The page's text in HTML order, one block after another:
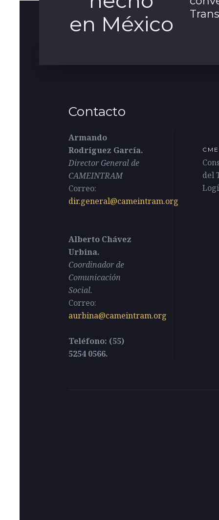
en México
Contacto
Armando
Rodríguez García.
Director General de
CAMEINTRAM
Correo:
dir.general@cameintram.org
Alberto Chávez
Urbina.
Coordinador de
Comunicación
Social.
Correo:
aurbina@cameintram.org
Teléfono: (55)
5254 0566.
del